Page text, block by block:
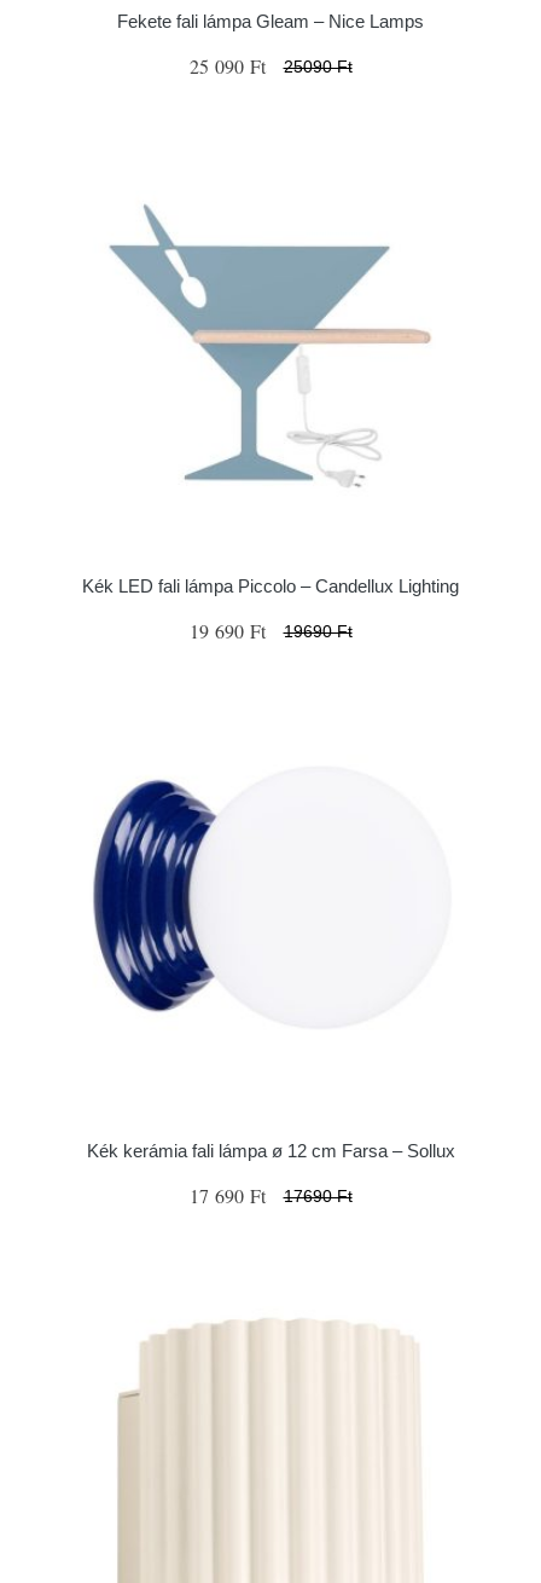
Fekete fali lámpa Gleam – Nice Lamps
25 090 Ft 25090 Ft
Kék LED fali lámpa Piccolo – Candellux Lighting
19 690 Ft 19690 Ft
Kék kerámia fali lámpa ø 12 cm Farsa – Sollux
17 690 Ft 17690 Ft